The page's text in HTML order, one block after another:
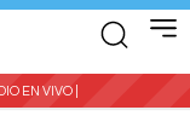
EN VIVO |